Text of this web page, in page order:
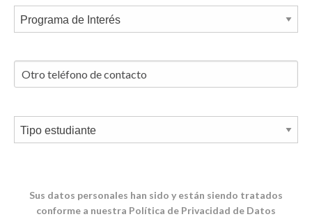
Sus datos personales han sido y están siendo tratados
conforme a nuestra Política de Privacidad de Datos